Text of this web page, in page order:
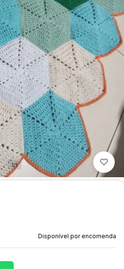
1/1
Disponível por encomenda